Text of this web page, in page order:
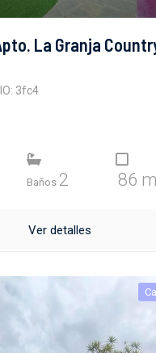
La Granja
3fc4
Baños 2 86
Ver detalles